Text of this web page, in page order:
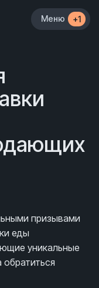
Меню +1
призывами
еды
уникальные